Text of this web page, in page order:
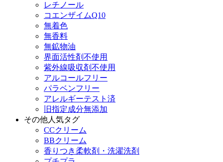
レチノール
コエンザイムQ10
無着色
無香料
無鉱物油
界面活性剤不使用
紫外線吸収剤不使用
アルコールフリー
パラベンフリー
アレルギーテスト済
旧指定成分無添加
その他人気タグ
CCクリーム
BBクリーム
香りつき柔軟剤・洗濯洗剤